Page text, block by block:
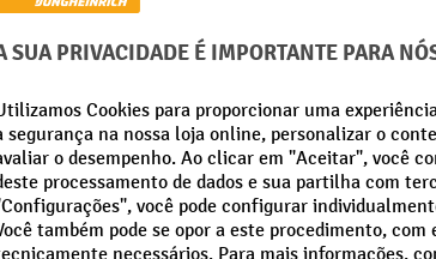
Da categoria:
1150 mm
sim
36 Ah/per unit
norma
Número
Peso da